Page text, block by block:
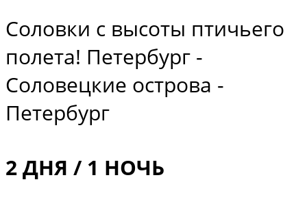
Соловки с высоты птичьего
полета! Петербург -
Соловецкие острова -
Петербург
2 ДНЯ / 1 НОЧЬ